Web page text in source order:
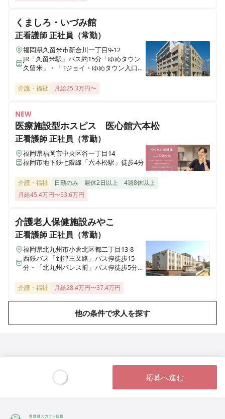
福岡県宗像市自由ヶ丘2丁目17－1
さわやかふか家の里
埼玉県深谷市国済寺461-4
さわやかひめじ館
兵庫県姫路市大津区勘兵衛町2丁目203-4
さわやかなすしおばら館
栃木県那須塩原市西朝日町3番4号
さわやかながれやま館
さわやかそう花の里
さわやかさくら山荘
福岡県北九州市八幡西区清納2丁目11-13
福岡県北九州市若松区高須東3丁目4番30号
さわやか愛の家 さいだいじ館
くましろ・いづみ館
正看護師正社員（常勤）
福岡県久留米市新合川一丁目9-12
JR「久留米駅」バス約15分「ゆめタウン
久留米」・「Tジョイ・ゆめタウン入口」
介護・福祉 月給25.3万円〜
NEW
医療施設型ホスピス 医心館六本松
正看護師正社員（常勤）
福岡県福岡市中央区谷一丁目14
福岡市地下鉄七隈線「六本松駅」徒歩4分
介護・福祉 日勤のみ 週休2日以上
4週8休以上
月給45.4万円〜53.6万円
介護老人保健施設みやこ
正看護師正社員（常勤）
福岡県北九州市小倉北区都二丁目13-8
西鉄バス「到津三又路」バス停徒歩15
分・「北九州パレス前」バス停徒歩5分、
介護・福祉 月給28.4万円〜37.4万円
他の条件で求人を探す
応募へ進む